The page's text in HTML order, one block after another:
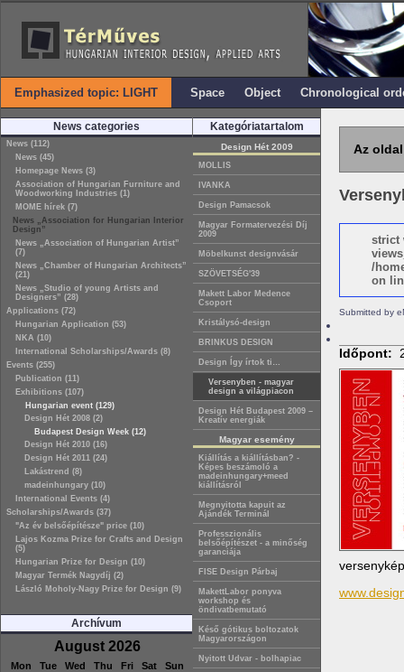
Emphasized topic: LIGHT Space Object Chronological
News categories
News (112)
News (45)
Homepage News (3)
Association of Hungarian Furniture and
Woodworking Industries (1)
MOME hírek (7)
News „Association for Hungarian Interior
Design”
News „Association of Hungarian Artist”
(7)
News „Chamber of Hungarian Architects”
(21)
News „Studio of young Artists and
Designers” (28)
Applications (72)
Hungarian Application (53)
NKA (10)
International Scholarships/Awards (8)
Events (255)
Publication (11)
Exhibitions (107)
Hungarian event (129)
Design Hét 2008 (2)
Budapest Design Week (12)
Design Hét 2010 (16)
Design Hét 2011 (24)
Lakástrend (8)
madeinhungary (10)
International Events (4)
Scholarships/Awards (37)
"Az év belsőépítésze" price (10)
Lajos Kozma Prize for Crafts and Design
(5)
Hungarian Prize for Design (10)
Magyar Termék Nagydíj (2)
László Moholy-Nagy Prize for Design (9)
Archívum
August 2026
Mon Tue Wed Thu Fri Sat Sun
Kategóriatartalom
Design Hét 2009
MOLLIS
IVANKA
Design Pamacsok
Magyar Formatervezési Díj
2009
Möbelkunst designvásár
SZÖVETSÉG'39
Makett Labor Medence
Csoport
Kristálysó-design
BRINKUS DESIGN
Design Így írtok ti…
Versenyben - magyar
design a világpiacon
Design Hét Budapest 2009 –
Kreatív energiák
Magyar esemény
Kiállítás a kiállításban? -
Képes beszámoló a
madeinhungary+meed
kiállításról
Megnyitotta kapuit az
Ajándék Terminál
Professzionális
belsőépítészet - a minőség
garanciája
FISE Design Párbaj
MakettLabor ponyva
workshop és
öndivatbemutató
Késő gótikus boltozatok
Magyarországon
Nyitott Udvar - bolhapiac
Az
strict
/
on
Submitted by
Időpont: